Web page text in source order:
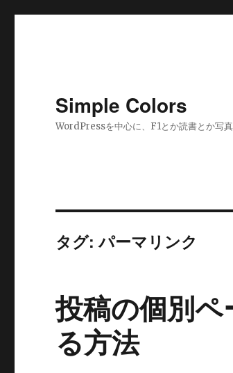
Simple Colors
WordPressを中心に、F1とか読書とか写
タグ:パーマリンク
投稿の個別
る方法